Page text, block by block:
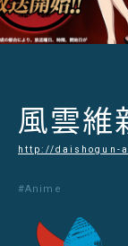
風雲維
http://daishogun-
#Anime